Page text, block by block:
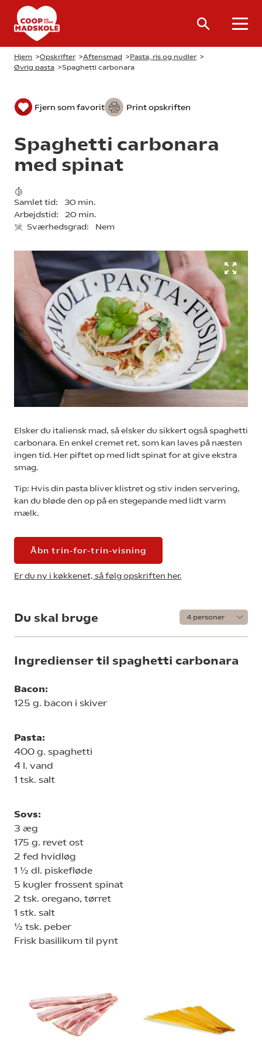
Hjem >Opskrifter >Aftensmad >Pasta, ris og nudler >
Øvrig pasta >Spaghetti carbonara
Fjern som favorit Print opskriften
Spaghetti carbonara
med spinat
Samlet tid:
30 min.
Arbejdstid:
20 min.
Sværhedsgrad:
Nem
Elsker du italiensk mad, så elsker du sikkert også spaghetti
carbonara. En enkel cremet ret, som kan laves på næsten
ingen tid. Her piftet op med lidt spinat for at give ekstra
smag.
Tip: Hvis din pasta bliver klistret og stiv inden servering,
kan du bløde den op på en stegepande med lidt varm
mælk.
Åbn trin-for-trin-visning
Er du ny i køkkenet, så følg opskriften her.
Du skal bruge
Ingredienser til spaghetti carbonara
Bacon:
125 g. bacon i skiver
Pasta:
400 g. spaghetti
4 l. vand
1 tsk. salt
Sovs:
3 æg
175 g. revet ost
2 fed hvidløg
1 ½ dl. piskefløde
5 kugler frossent spinat
2 tsk. oregano, tørret
1 stk. salt
½ tsk. peber
Frisk basilikum til pynt